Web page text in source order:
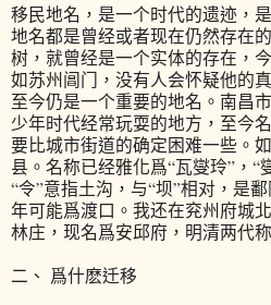
移民地名，是一个时代的遗迹，
地名都是曾经或者现在仍然存在
树，就曾经是一个实体的存在，
如苏州阊门，没有人会怀疑他的
至今仍是一个重要的地名。南昌
少年时代经常玩耍的地方，至今
要比城市街道的确定困难一些。
县。名称已经雅化爲“瓦燮玲”，“
“令”意指土沟，与“坝”相对，是
年可能爲渡口。我还在兖州府城
林庄，现名爲安邱府，明清两代
二、 爲什麽迁移